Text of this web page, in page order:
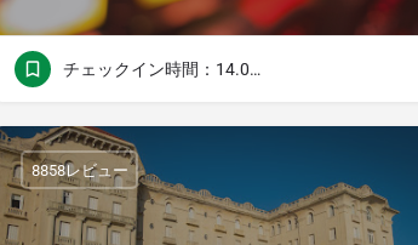
チェックイン時間：14.00チェックアウト時間：11.00
8858レビュー